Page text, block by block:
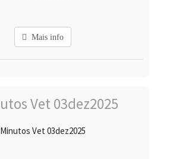
Mais info
Minutos Vet 03dez2025